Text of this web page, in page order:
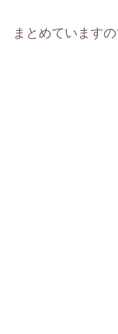
まとめています